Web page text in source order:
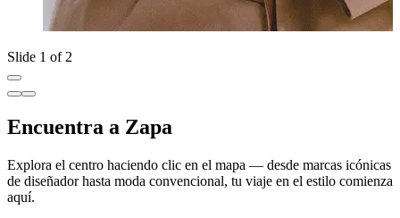
Slide 1 of 2
Encuentra a Zapa
Explora el centro haciendo clic en el mapa — desde marcas icónicas
de diseñador hasta moda convencional, tu viaje en el estilo comienza
aquí.